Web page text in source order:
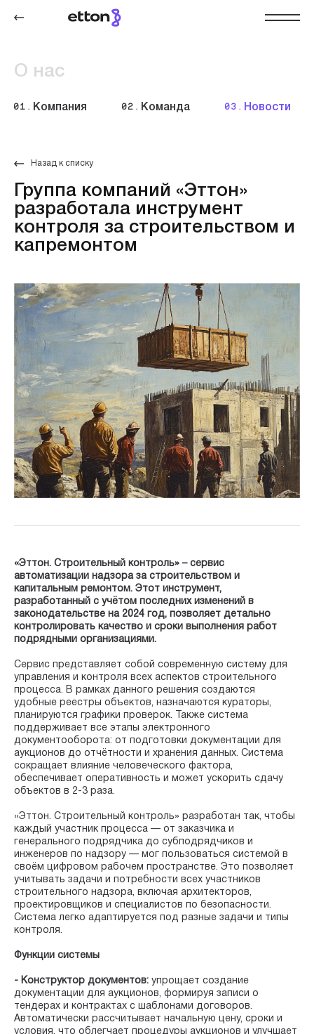
О нас
01. Компания 02. Команда 03. Новости
Назад к списку
Группа компаний «Эттон»
разработала инструмент
контроля за строительством и
капремонтом
«Эттон. Строительный контроль» – сервис
автоматизации надзора за строительством и
капитальным ремонтом. Этот инструмент,
разработанный с учётом последних изменений в
законодательстве на 2024 год, позволяет детально
контролировать качество и сроки выполнения работ
подрядными организациями.
Сервис представляет собой современную систему для
управления и контроля всех аспектов строительного
процесса. В рамках данного решения создаются
удобные реестры объектов, назначаются кураторы,
планируются графики проверок. Также система
поддерживает все этапы электронного
документооборота: от подготовки документации для
аукционов до отчётности и хранения данных. Система
сокращает влияние человеческого фактора,
обеспечивает оперативность и может ускорить сдачу
объектов в 2-3 раза.
«Эттон. Строительный контроль» разработан так, чтобы
каждый участник процесса — от заказчика и
генерального подрядчика до субподрядчиков и
инженеров по надзору — мог пользоваться системой в
своём цифровом рабочем пространстве. Это позволяет
учитывать задачи и потребности всех участников
строительного надзора, включая архитекторов,
проектировщиков и специалистов по безопасности.
Система легко адаптируется под разные задачи и типы
контроля.
Функции системы
- Конструктор документов: упрощает создание
документации для аукционов, формируя записи о
тендерах и контрактах с шаблонами договоров.
Автоматически рассчитывает начальную цену, сроки и
условия, что облегчает процедуры аукционов и улучшает